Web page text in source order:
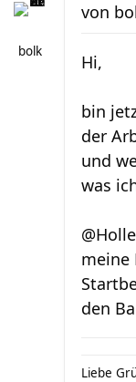
bolk
von
Hi,
bin
der
und
was
meine
den
Liebe